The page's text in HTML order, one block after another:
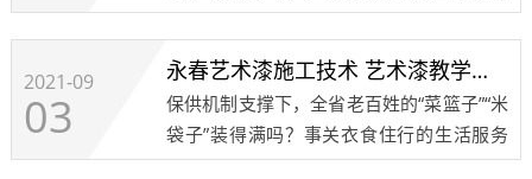
何时才能恢复正常？发布会上，省商务厅、
省农产品流通协会、成都餐饮同业公会、成
都红旗连锁、京东西南分公司等政府部门、
行业协......
2021-09
03
永春艺术漆施工技术 艺术漆教学培训 艺术涂料注意事项7
保供机制支撑下，全省老百姓的“菜篮子”“米
袋子”装得满吗？事关衣食住行的生活服务
何时才能恢复正常？发布会上，省商务厅、